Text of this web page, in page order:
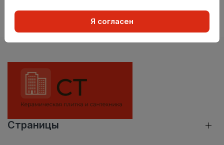
в момент приобретения товара.
Страницы
Я согласен